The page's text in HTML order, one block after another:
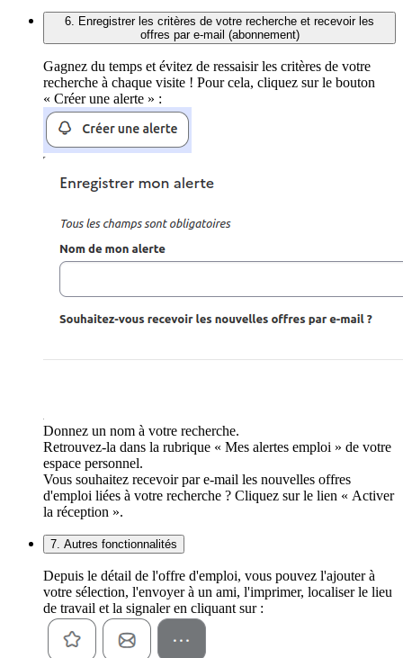
6. Enregistrer les critères de votre recherche et recevoir les
offres par e-mail (abonnement)
Gagnez du temps et évitez de ressaisir les critères de votre
recherche à chaque visite ! Pour cela, cliquez sur le bouton
« Créer une alerte » :
Donnez un nom à votre recherche.
Retrouvez-la dans la rubrique « Mes alertes emploi » de votre
espace personnel.
Vous souhaitez recevoir par e-mail les nouvelles offres
d'emploi liées à votre recherche ? Cliquez sur le lien « Activer
la réception ».
7. Autres fonctionnalités
Depuis le détail de l'offre d'emploi, vous pouvez l'ajouter à
votre sélection, l'envoyer à un ami, l'imprimer, localiser le lieu
de travail et la signaler en cliquant sur :